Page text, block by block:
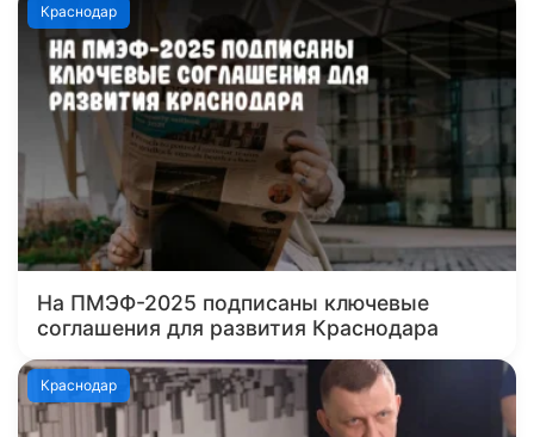
Краснодар
На ПМЭФ-2025 подписаны ключевые
соглашения для развития Краснодара
Краснодар